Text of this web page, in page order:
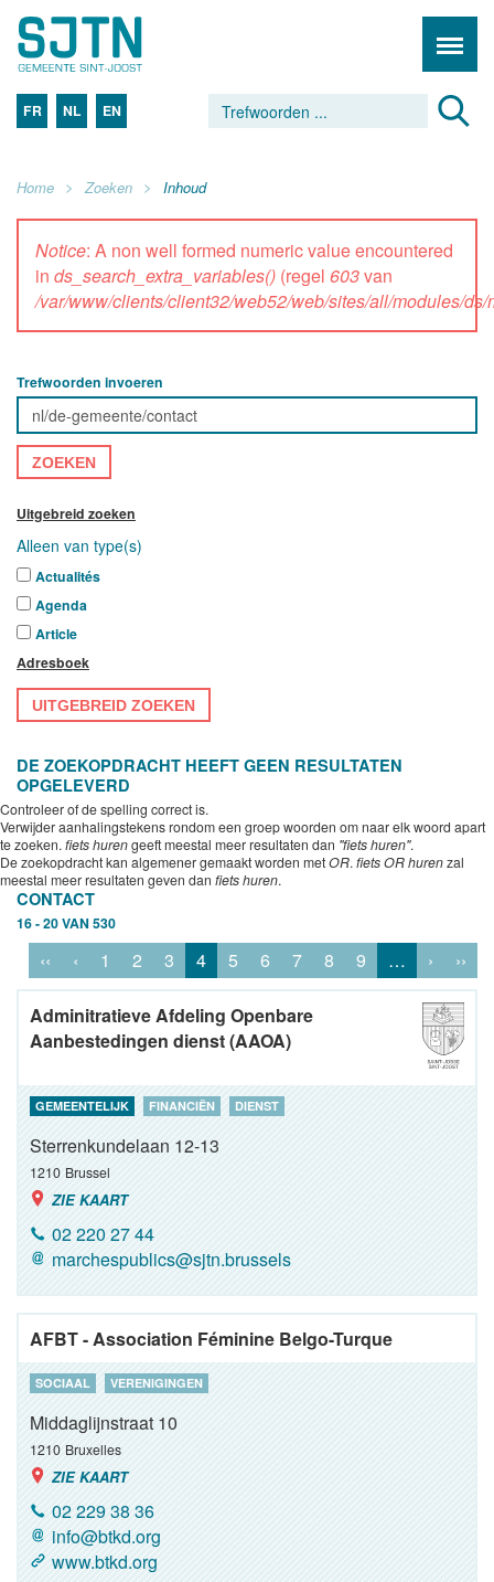
FR NL EN
Home Zoeken Inhoud
Notice: A non well formed numeric value encountered
in ds_search_extra_variables() (regel 603van
/var/www/clients/client32/web52/web/sites/all/modules/
Trefwoorden invoeren
ZOEKEN
Uitgebreid zoeken
Alleen van type(s)
Actualités
Agenda
Article
Adresboek
UITGEBREID ZOEKEN
DE ZOEKOPDRACHT HEEFT GEEN RESULTATEN
OPGELEVERD
Controleer of de spelling correct is.
Verwijder aanhalingstekens rondom een groep woorden om naar elk woord apart
te zoeken. fiets hurengeeft meestal meer resultaten dan "fiets huren".
De zoekopdracht kan algemener gemaakt worden metOR. fiets OR hurenzal
meestal meer resultaten geven dan fiets huren.
CONTACT
16 - 20 VAN 530
‹‹ ‹ 1 2 3 4 5 6 7 8 9 … › ››
Adminitratieve Afdeling Openbare
Aanbestedingen dienst (AAOA)
GEMEENTELIJK FINANCIËN DIENST
Sterrenkundelaan 12-13
1210 Brussel
ZIE KAART
02 220 27 44
marchespublics@sjtn.brussels
AFBT - Association Féminine Belgo-Turque
SOCIAAL VERENIGINGEN
Middaglijnstraat 10
1210 Bruxelles
ZIE KAART
02 229 38 36
info@btkd.org
www.btkd.org